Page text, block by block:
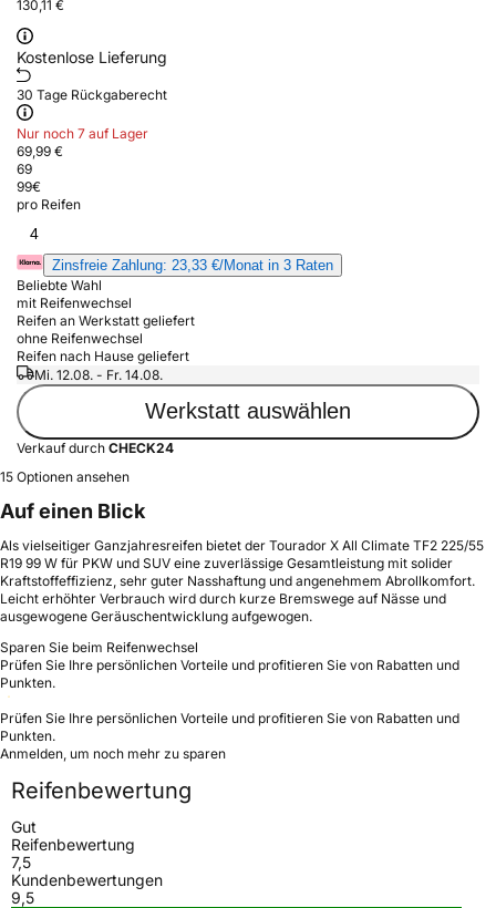
130,11 €
Kostenlose Lieferung
30 Tage Rückgaberecht
Nur noch 7 auf Lager
69,99 €
69
99€
pro Reifen
4
Zinsfreie Zahlung: 23,33 €/Monat in 3 Raten
Beliebte Wahl
mit Reifenwechsel
Reifen an Werkstatt geliefert
ohne Reifenwechsel
Reifen nach Hause geliefert
Mi. 12.08. - Fr. 14.08.
Werkstatt auswählen
Verkauf durch CHECK24
15 Optionen ansehen
Auf einen Blick
Als vielseitiger Ganzjahresreifen bietet der Tourador X All Climate TF2 225/55
R19 99 W für PKW und SUV eine zuverlässige Gesamtleistung mit solider
Kraftstoffeffizienz, sehr guter Nasshaftung und angenehmem Abrollkomfort.
Leicht erhöhter Verbrauch wird durch kurze Bremswege auf Nässe und
ausgewogene Geräuschentwicklung aufgewogen.
Sparen Sie beim Reifenwechsel
Prüfen Sie Ihre persönlichen Vorteile und profitieren Sie von Rabatten und
Punkten.
Prüfen Sie Ihre persönlichen Vorteile und profitieren Sie von Rabatten und
Punkten.
Anmelden, um noch mehr zu sparen
Reifenbewertung
Gut
Reifenbewertung
7,5
Kundenbewertungen
9,5